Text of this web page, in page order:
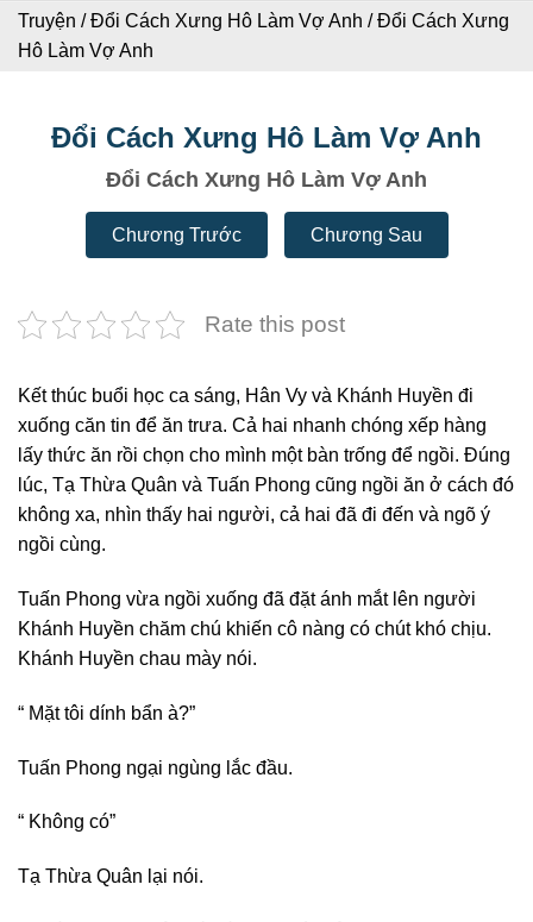
Truyện /Đổi Cách Xưng Hô Làm Vợ Anh /Đổi Cách Xưng
Hô Làm Vợ Anh
Đổi Cách Xưng Hô Làm Vợ Anh
Đổi Cách Xưng Hô Làm Vợ Anh
Chương Trước Chương Sau
Rate this post
Kết thúc buổi học ca sáng, Hân Vy và Khánh Huyền đi
xuống căn tin để ăn trưa. Cả hai nhanh chóng xếp hàng
lấy thức ăn rồi chọn cho mình một bàn trống để ngồi. Đúng
lúc, Tạ Thừa Quân và Tuấn Phong cũng ngồi ăn ở cách đó
không xa, nhìn thấy hai người, cả hai đã đi đến và ngõ ý
ngồi cùng.
Tuấn Phong vừa ngồi xuống đã đặt ánh mắt lên người
Khánh Huyền chăm chú khiến cô nàng có chút khó chịu.
Khánh Huyền chau mày nói.
“ Mặt tôi dính bẩn à?”
Tuấn Phong ngại ngùng lắc đầu.
“ Không có”
Tạ Thừa Quân lại nói.